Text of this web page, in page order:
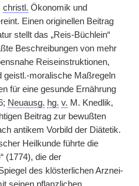
christl. Ökonomik und
Einen originellen Beitrag
stellt das „Reis-Büchlein“
Beschreibungen von mehr
Reiseinstruktionen,
geistl.-moralische Maßregeln
für eine gesunde Ernährung
Neuausg. hg. v. M. Knedlik,
Beitrag zur bewußten
antikem Vorbild der Diätetik.
Heilkunde führte die
(1774), die der
des klösterlichen Arznei-